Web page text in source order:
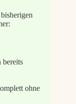
bereits
ohne